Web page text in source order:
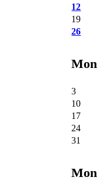
12
19
26
Mon
3
10
17
24
31
Mon